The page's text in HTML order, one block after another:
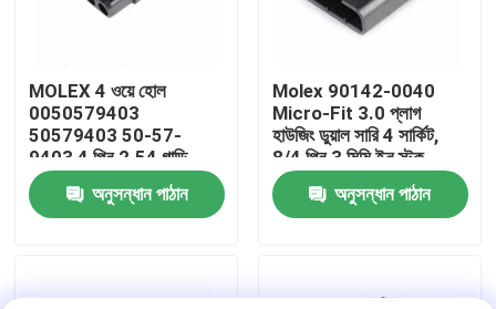
মান নিয়ন্ত্রণ
আমাদের সাথে যোগাযোগ করুন
MOLEX 4 ওয়ে হোল
0050579403
50579403 50-57-
9403 4 পিন 2.54 গাড়ি
সংযোগকারী
অনুসন্ধান পাঠান
Molex 90142-0040
Micro-Fit 3.0 প্লাগ
হাউজিং ডুয়াল সারি 4 সার্কিট,
8/4 পিন 3 মিমি ইন স্টক
90142-0040
অনুসন্ধান পাঠান